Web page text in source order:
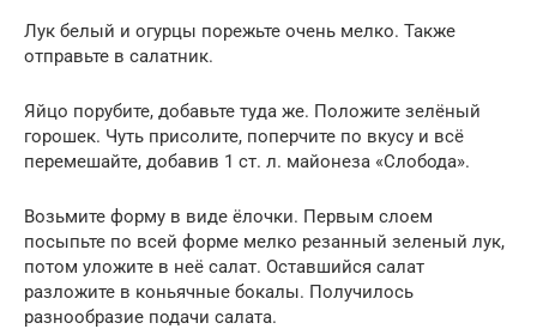
Лук белый и огурцы порежьте очень мелко. Также
отправьте в салатник.
Яйцо порубите, добавьте туда же. Положите зелёный
горошек. Чуть присолите, поперчите по вкусу и всё
перемешайте, добавив 1 ст. л. майонеза «Слобода».
Возьмите форму в виде ёлочки. Первым слоем
посыпьте по всей форме мелко резанный зеленый лук,
потом уложите в неё салат. Оставшийся салат
разложите в коньячные бокалы. Получилось
разнообразие подачи салата.